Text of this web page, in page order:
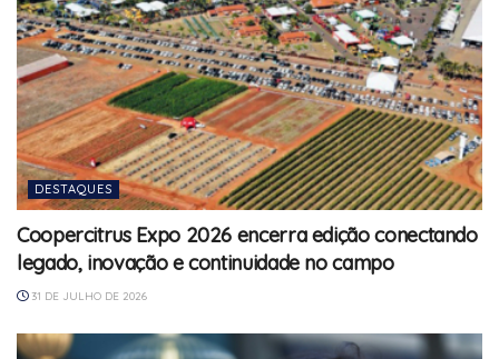
DESTAQUES
Coopercitrus Expo 2026 encerra edição conectando
legado, inovação e continuidade no campo
31 DE JULHO DE 2026